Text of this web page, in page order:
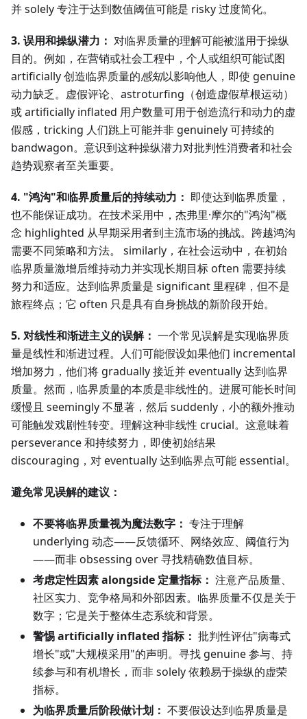
并 solely 专注于达到数值阈值可能是 risky 过度简化。
3. 误用和操纵潜力： 对临界质量的理解可能被滥用于操纵
目的。例如，在营销或社会工程中，个人或组织可能试图
artificially 创造临界质量的感知以影响他人，即使 genuine
动力缺乏。虚假评论、astroturfing（创造虚假草根运动）
或 artificially inflated 用户数量可用于创造流行和动力的虚
假感，tricking 人们跳上可能并非 genuinely 可持续的
bandwagon。意识到这种操纵潜力对批判性消费者和社会
趋势观察者至关重要。
4. "鸿沟"和临界质量后的持续动力： 即使达到临界质量，
也不能保证成功。在技术采用中，杰弗里·摩尔的"鸿沟"概
念 highlighted 从早期采用者到主流市场的挑战。跨越鸿沟
需要不同策略和方法。 similarly，在社会运动中，在初始
临界质量激增后维持动力并实现长期目标 often 需要持续
努力和适应。达到临界质量是 significant 里程碑，但不是
旅程终点；它 often 只是具有自身挑战的新阶段开始。
5. 对线性和渐进主义的误解： 一个常见误解是实现临界质
量是线性和渐进过程。人们可能假设如果他们 incremental
增加努力，他们将 gradually 接近并 eventually 达到临界
质量。然而，临界质量的本质是非线性的。进展可能长时间
缓慢且 seemingly 不显著，然后 suddenly，小的额外推动
可能触发戏剧性转变。理解这种非线性 crucial。这意味着
perseverance 和持续努力，即使初始结果
discouraging，对 eventually 达到临界点可能 essential。
避免常见误解的建议：
不要将临界质量视为魔法数字： 专注于理解
underlying 动态——反馈循环、网络效应、阈值行为
——而非 obsessing over 寻找精确数值目标。
考虑定性因素 alongside 定量指标： 注意产品质量、
社区实力、竞争格局和外部因素。临界质量不仅是关于
数字；它是关于整体生态系统和背景。
警惕 artificially inflated 指标： 批判性评估"病毒式
增长"或"大规模采用"的声明。寻找 genuine 参与、持
续参与和有机增长，而非 solely 依赖易于操纵的虚荣
指标。
为临界质量后阶段做计划： 不要假设达到临界质量是